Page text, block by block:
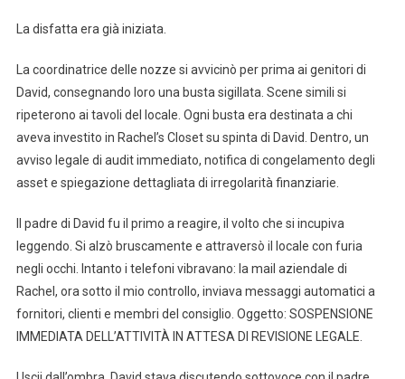
La disfatta era già iniziata.
La coordinatrice delle nozze si avvicinò per prima ai genitori di
David, consegnando loro una busta sigillata. Scene simili si
ripeterono ai tavoli del locale. Ogni busta era destinata a chi
aveva investito in Rachel’s Closet su spinta di David. Dentro, un
avviso legale di audit immediato, notifica di congelamento degli
asset e spiegazione dettagliata di irregolarità finanziarie.
Il padre di David fu il primo a reagire, il volto che si incupiva
leggendo. Si alzò bruscamente e attraversò il locale con furia
negli occhi. Intanto i telefoni vibravano: la mail aziendale di
Rachel, ora sotto il mio controllo, inviava messaggi automatici a
fornitori, clienti e membri del consiglio. Oggetto: SOSPENSIONE
IMMEDIATA DELL’ATTIVITÀ IN ATTESA DI REVISIONE LEGALE.